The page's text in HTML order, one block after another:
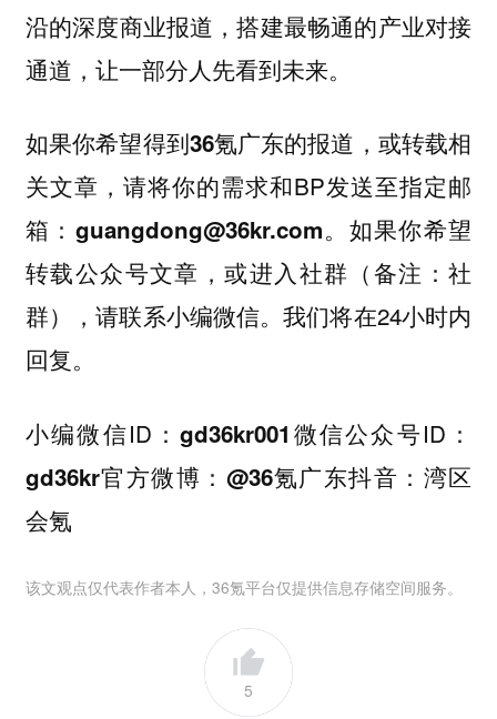
沿的深度商业报道，搭建最畅通的产业对接
通道，让一部分人先看到未来。
如果你希望得到36氪广东的报道，或转载相
关文章， 请将你的需求和BP发送至指定邮
箱： guangdong@36kr.com。如果你希望
转载公众号文章，或进入社群（备注：社
群），请联系小编微信。我们将在24小时内
回复。
小编微信ID：gd36kr001 微信公众号ID：
gd36kr官方微博： @36氪广东抖音： 湾区
会氪
该文观点仅代表作者本人，36氪平台仅提供信息存储空间服务。
5